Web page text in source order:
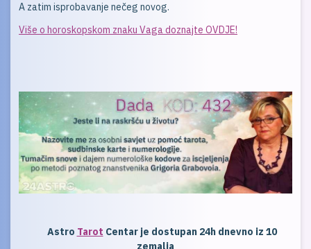
A zatim isprobavanje nečeg novog.
Više o horoskopskom znaku Vaga doznajte OVDJE!
Astro Tarot Centar je dostupan 24h dnevno iz 10
zemalja